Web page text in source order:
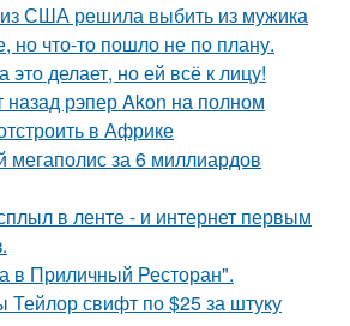
США решила выбить из мужика
но что-то пошло не по плану.
это делает, но ей всё к лицу!
назад рэпер Akon на полном
в Африке
мегаполис за 6 миллиардов
в ленте - и интернет первым
Приличный Ресторан".
Тейлор свифт по $25 за штуку